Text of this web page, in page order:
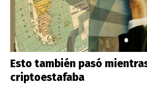
Esto también pasó
criptoestafaba